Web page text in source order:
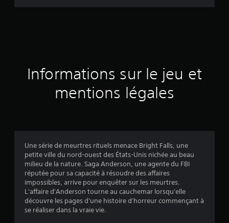
d
a
:
.
Informations sur le jeu et
mentions légales
Une série de meurtres rituels menace Bright Falls, une
petite ville du nord-ouest des États-Unis nichée au beau
milieu de la nature. Saga Anderson, une agente du FBI
réputée pour sa capacité à résoudre des affaires
impossibles, arrive pour enquêter sur les meurtres.
L'affaire d'Anderson tourne au cauchemar lorsqu'elle
découvre les pages d'une histoire d'horreur commençant à
se réaliser dans la vraie vie.